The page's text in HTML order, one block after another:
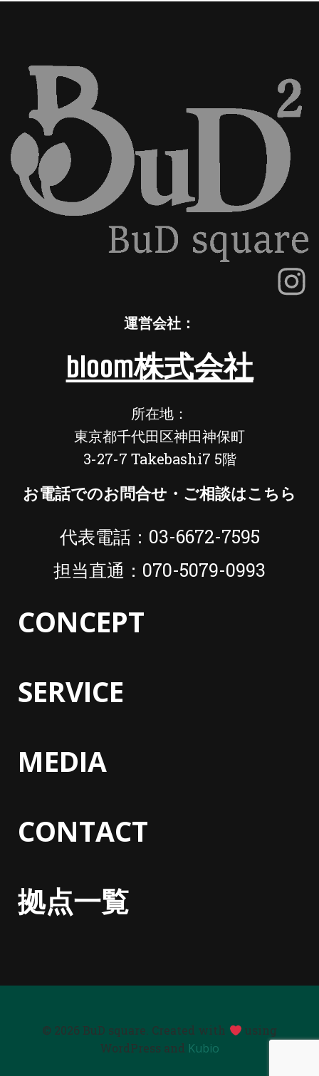
運営会社：
bloom株式会社
所在地：
東京都千代田区神田神保町
3-27-7 Takebashi7 5階
お電話でのお問合せ・ご相談はこちら
代表電話：03-6672-7595
担当直通：070-5079-0993
CONCEPT
SERVICE
MEDIA
CONTACT
拠点一覧
© 2026 BuD square. Created with
using
WordPress and Kubio